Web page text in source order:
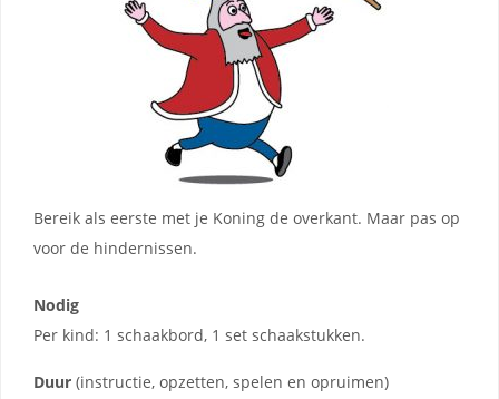
Bereik als eerste met je Koning de overkant. Maar pas op
voor de hindernissen.
Nodig
Per kind: 1 schaakbord, 1 set schaakstukken.
Duur(instructie, opzetten, spelen en opruimen)